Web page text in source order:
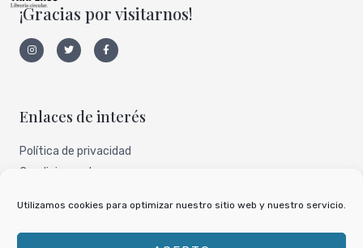
Utilizamos cookies para optimizar nuestro sitio web y nuestro servicio.
¡Gracias por visitarnos!
n
s
t
m
w
i
t
a
c
e
-
f
Enlaces de interés
Política de privacidad
Condiciones de uso
Nuestro perfil de todocoleccion